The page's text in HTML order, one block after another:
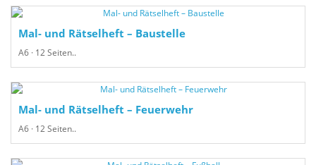
Mal- und Rätselheft – Baustelle
A6 · 12 Seiten..
Mal- und Rätselheft – Feuerwehr
A6 · 12 Seiten..